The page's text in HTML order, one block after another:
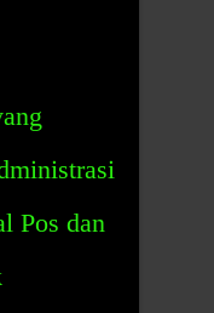
Pos dan